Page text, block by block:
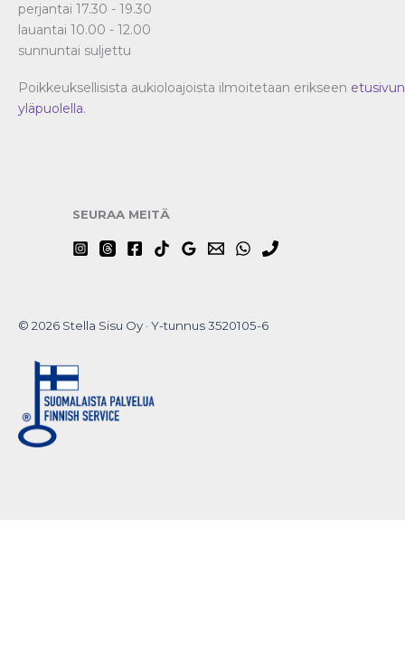
perjantai 17.30 - 19.30
lauantai 10.00 - 12.00
sunnuntai suljettu
Poikkeuksellisista aukioloajoista ilmoitetaan erikseen etusivun
yläpuolella.
SEURAA MEITÄ
© 2026 Stella Sisu Oy · Y-tunnus 3520105-6